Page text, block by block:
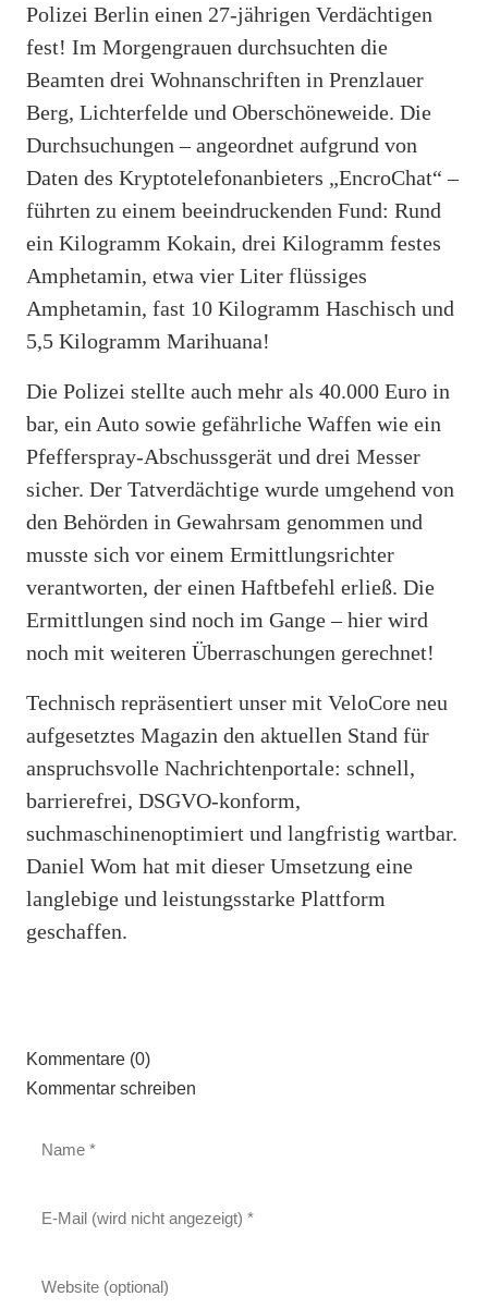
Polizei Berlin einen 27-jährigen Verdächtigen
fest! Im Morgengrauen durchsuchten die
Beamten drei Wohnanschriften in Prenzlauer
Berg, Lichterfelde und Oberschöneweide. Die
Durchsuchungen – angeordnet aufgrund von
Daten des Kryptotelefonanbieters „EncroChat“ –
führten zu einem beeindruckenden Fund: Rund
ein Kilogramm Kokain, drei Kilogramm festes
Amphetamin, etwa vier Liter flüssiges
Amphetamin, fast 10 Kilogramm Haschisch und
5,5 Kilogramm Marihuana!
Die Polizei stellte auch mehr als 40.000 Euro in
bar, ein Auto sowie gefährliche Waffen wie ein
Pfefferspray-Abschussgerät und drei Messer
sicher. Der Tatverdächtige wurde umgehend von
den Behörden in Gewahrsam genommen und
musste sich vor einem Ermittlungsrichter
verantworten, der einen Haftbefehl erließ. Die
Ermittlungen sind noch im Gange – hier wird
noch mit weiteren Überraschungen gerechnet!
Technisch repräsentiert unser mit VeloCore neu
aufgesetztes Magazin den aktuellen Stand für
anspruchsvolle Nachrichtenportale: schnell,
barrierefrei, DSGVO-konform,
suchmaschinenoptimiert und langfristig wartbar.
Daniel Wom hat mit dieser Umsetzung eine
langlebige und leistungsstarke Plattform
geschaffen.
Kommentare (0)
Kommentar schreiben